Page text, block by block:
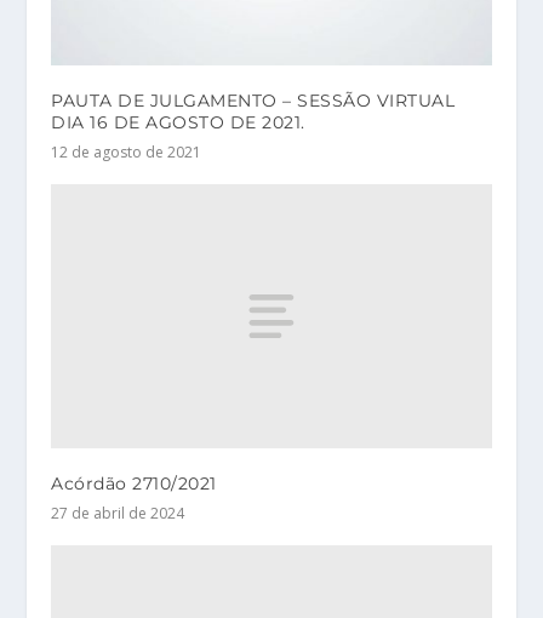
PAUTA DE JULGAMENTO – SESSÃO VIRTUAL
DIA 16 DE AGOSTO DE 2021.
12 de agosto de 2021
Acórdão 2710/2021
27 de abril de 2024